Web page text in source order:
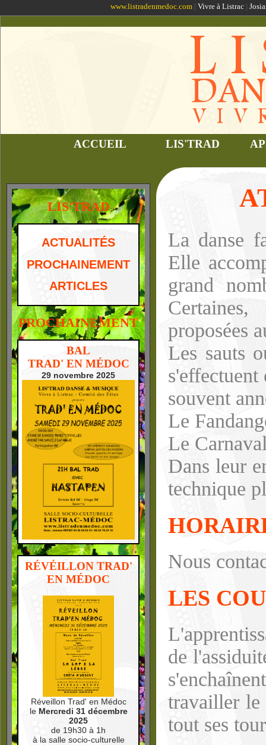
www.listradenmedoc.com| Vivre à Listrac|
LIS'TRAD
ACTUALITÉS
PROCHAINEMENT
ARTICLES
PROCHAINEMENT
BAL
TRAD' EN MÉDOC
29 novembre 2025
RÉVÉILLON TRAD'
EN MÉDOC
Réveillon Trad' en Médoc
le Mercredi 31 décembre
2025
de 19h30 à 1h
à la salle socio-culturelle
La danse
Elle
grand
proposées
Les sauts
s'effectuent
souvent
Le
Le
Dans leur
technique
Nous
LES
de
travailler le
tout ses
ACCUEIL LIS'TRAD